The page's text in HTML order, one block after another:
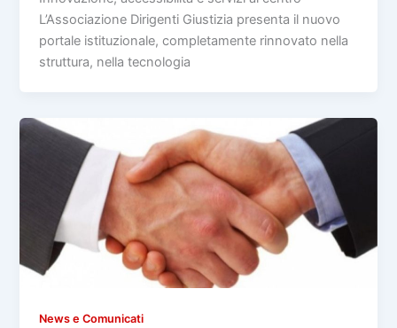
L’Associazione Dirigenti Giustizia presenta il nuovo
portale istituzionale, completamente rinnovato nella
struttura, nella tecnologia
News e Comunicati